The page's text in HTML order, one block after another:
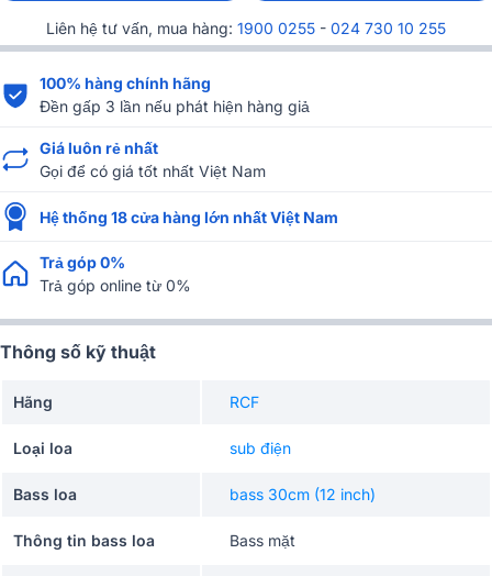
Liên hệ tư vấn, mua hàng: 1900 0255 - 024 730 10 255
100% hàng chính hãng
Đền gấp 3 lần nếu phát hiện hàng giả
Giá luôn rẻ nhất
Gọi để có giá tốt nhất Việt Nam
Hệ thống 18 cửa hàng lớn nhất Việt Nam
Trả góp 0%
Trả góp online từ 0%
Thông số kỹ thuật
Hãng RCF
Loại loa sub điện
Bass loa bass 30cm (12 inch)
Thông tin bass loa Bass mặt